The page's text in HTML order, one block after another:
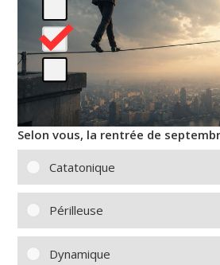
Selon vous, la rentrée de
Catatonique
Périlleuse
Dynamique